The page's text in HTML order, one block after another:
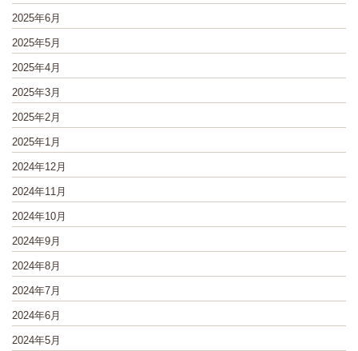
2025年6月
2025年5月
2025年4月
2025年3月
2025年2月
2025年1月
2024年12月
2024年11月
2024年10月
2024年9月
2024年8月
2024年7月
2024年6月
2024年5月